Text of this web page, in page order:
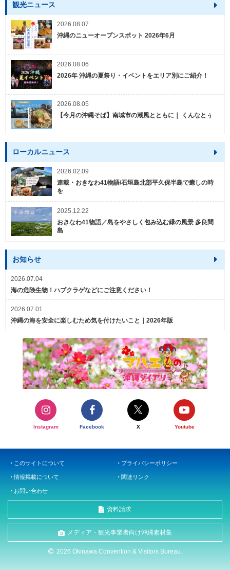
観光ニュース
2026.08.07
沖縄のニューオープンスポット 2026年6月
2026.08.06
2026年 沖縄の夏祭り・イベントをエリア別にご紹介！
2026.08.05
【今月の沖縄そば】南城市の潮風とともに｜ くんなとぅ
ローカルニュース
2026.02.09
連載・おきなわ41物語/石垣島北部平久保半島で癒しの時
を
2025.12.22
おきなわ41物語／島をやさしく包み込む緑の風景 多良間
島
お知らせ
2026.07.04
海の危険生物！ハブクラゲなどにご注意ください！
2026.07.01
沖縄の海を安全に楽しむため気を付けたいこと｜2026年版
Instagram Facebook X Youtube
このサイトについて プライバシーポリシー
情報掲載について 関連リンク
お問い合わせ
資料請求
メディア・観光事業者向け沖縄素材集
2026 Okinawa Convention & Visitors Bureau.